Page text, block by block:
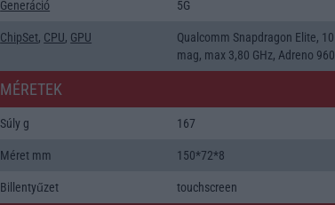
Generáció 5G
ChipSet, CPU, GPU
Qualcomm Snapdragon Elite, 10
mag, max 3,80 GHz, Adreno 960
MÉRETEK
Súly g 167
Méret mm 150*72*8
Billentyűzet touchscreen